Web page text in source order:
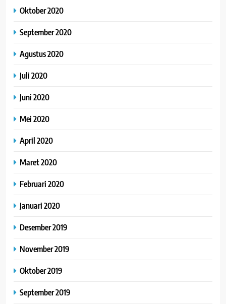
Oktober 2020
September 2020
Agustus 2020
Juli 2020
Juni 2020
Mei 2020
April 2020
Maret 2020
Februari 2020
Januari 2020
Desember 2019
November 2019
Oktober 2019
September 2019